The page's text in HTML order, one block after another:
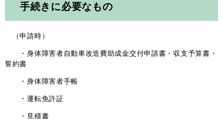
手続きに必要なもの
（申請時）
・身体障害者自動車改造費助成金交付申請書・収支予算書・
誓約書
・身体障害者手帳
・運転免許証
・見積書